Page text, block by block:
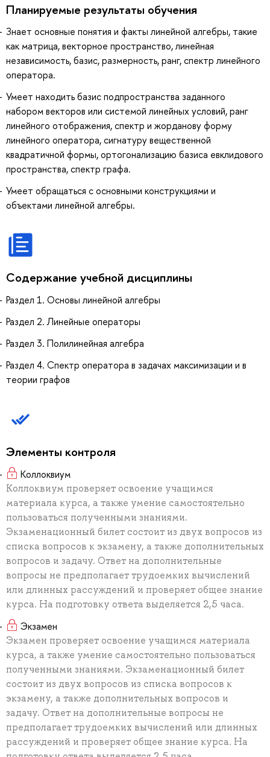
Планируемые результаты обучения
Знает основные понятия и факты линейной алгебры, такие
как матрица, векторное пространство, линейная
независимость, базис, размерность, ранг, спектр линейного
оператора.
Умеет находить базис подпространства заданного
набором векторов или системой линейных условий, ранг
линейного отображения, спектр и жорданову форму
линейного оператора, сигнатуру вещественной
квадратичной формы, ортогонализацию базиса евклидового
пространства, спектр графа.
Умеет обращаться с основными конструкциями и
объектами линейной алгебры.
Содержание учебной дисциплины
Раздел 1. Основы линейной алгебры
Раздел 2. Линейные операторы
Раздел 3. Полилинейная алгебра
Раздел 4. Спектр оператора в задачах максимизации и в
теории графов
Элементы контроля
Коллоквиум
Коллоквиум проверяет освоение учащимся
материала курса, а также умение самостоятельно
пользоваться полученными знаниями.
Экзаменационный билет состоит из двух вопросов из
списка вопросов к экзамену, а также дополнительных
вопросов и задачу. Ответ на дополнительные
вопросы не предполагает трудоемких вычислений
или длинных рассуждений и проверяет общее знание
курса. На подготовку ответа выделяется 2,5 часа.
Экзамен
Экзамен проверяет освоение учащимся материала
курса, а также умение самостоятельно пользоваться
полученными знаниями. Экзаменационный билет
состоит из двух вопросов из списка вопросов к
экзамену, а также дополнительных вопросов и
задачу. Ответ на дополнительные вопросы не
предполагает трудоемких вычислений или длинных
рассуждений и проверяет общее знание курса. На